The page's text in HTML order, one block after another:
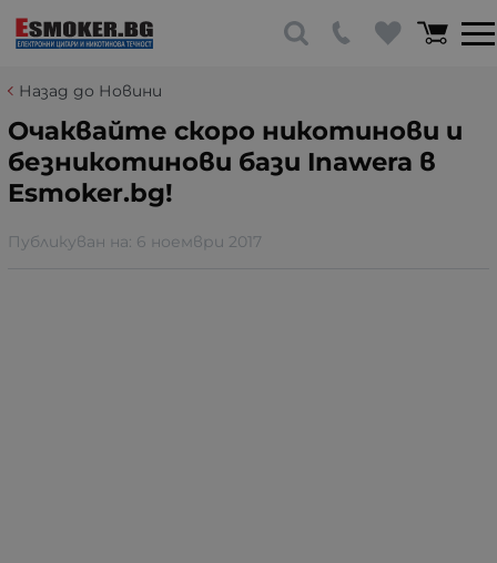
Назад до Новини
Очаквайте скоро никотинови и
безникотинови бази Inawera в
Esmoker.bg!
Публикуван на: 6 ноември 2017